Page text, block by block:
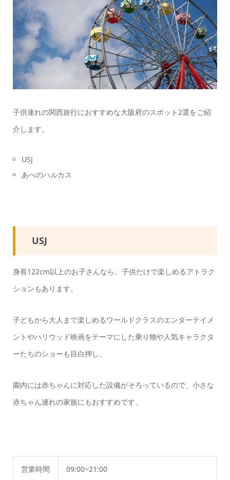
子供連れの関西旅行におすすめな大阪府のスポット2選をご紹
介します。
USJ
あべのハルカス
USJ
身長122cm以上のお子さんなら、子供だけで楽しめるアトラク
ションもあります。
子どもから大人まで楽しめるワールドクラスのエンターテイメ
ントやハリウッド映画をテーマにした乗り物や人気キャラクタ
ーたちのショーも目白押し。
園内には赤ちゃんに対応した設備がそろっているので、小さな
赤ちゃん連れの家族にもおすすめです。
営業時間 09:00~21:00